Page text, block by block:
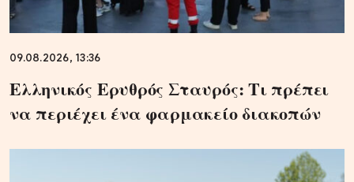
09.08.2026, 13:36
Ελληνικός Ερυθρός Σταυρός: Τι πρέπει
να περιέχει ένα φαρμακείο διακοπών